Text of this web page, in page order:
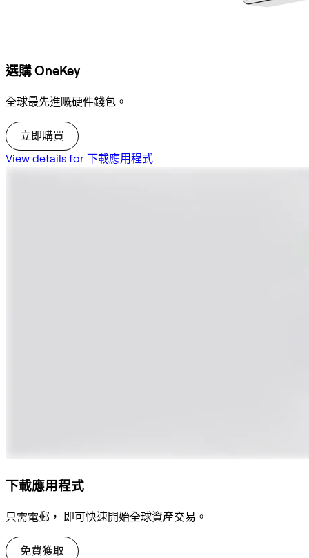
選購 OneKey
全球最先進嘅硬件錢包。
立即購買
View details for 下載應用程式
下載應用程式
只需電郵， 即可快速開始全球資產交易。
免費獲取